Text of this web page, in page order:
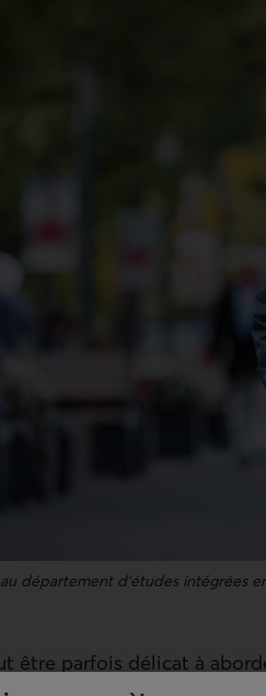
département d’études intégrées
être parfois délicat à
Difficile parfois de donner